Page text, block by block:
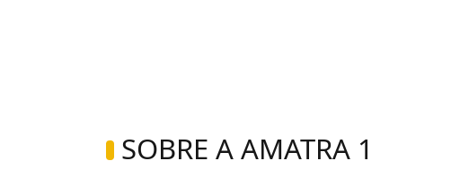
SOBRE A AMATRA 1